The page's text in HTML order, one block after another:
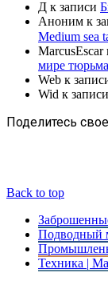
Д к записи
Аноним к
Medium sea
MarcusEscar
мире
Web к
Wid к записи
Поделитесь
Back to top
Подводный
Техника |